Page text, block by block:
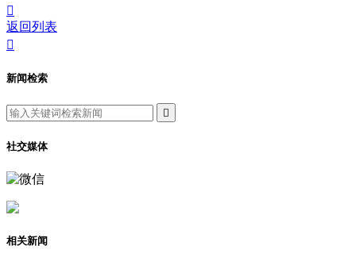

返回列表

新闻检索

社交媒体
相关新闻